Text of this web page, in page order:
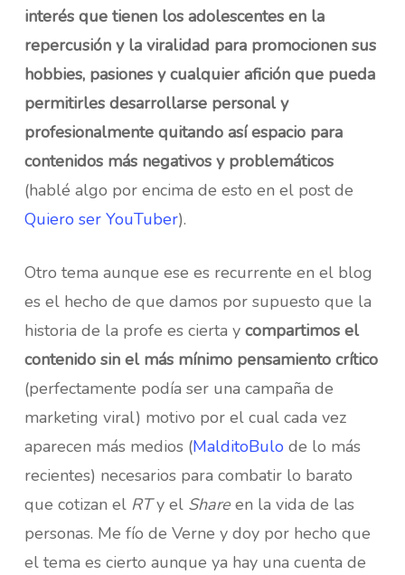
interés que tienen los adolescentes en la
repercusión y la viralidad para promocionen sus
hobbies, pasiones y cualquier afición que pueda
permitirles desarrollarse personal y
profesionalmente quitando así espacio para
contenidos más negativos y problemáticos
(hablé algo por encima de esto en el post de
Quiero ser YouTuber).
Otro tema aunque ese es recurrente en el blog
es el hecho de que damos por supuesto que la
historia de la profe es cierta y compartimos el
contenido sin el más mínimo pensamiento crítico
(perfectamente podía ser una campaña de
marketing viral) motivo por el cual cada vez
aparecen más medios (MalditoBulode lo más
recientes) necesarios para combatir lo barato
que cotizan el RTy el Shareen la vida de las
personas. Me fío de Verne y doy por hecho que
el tema es cierto aunque ya hay una cuenta de